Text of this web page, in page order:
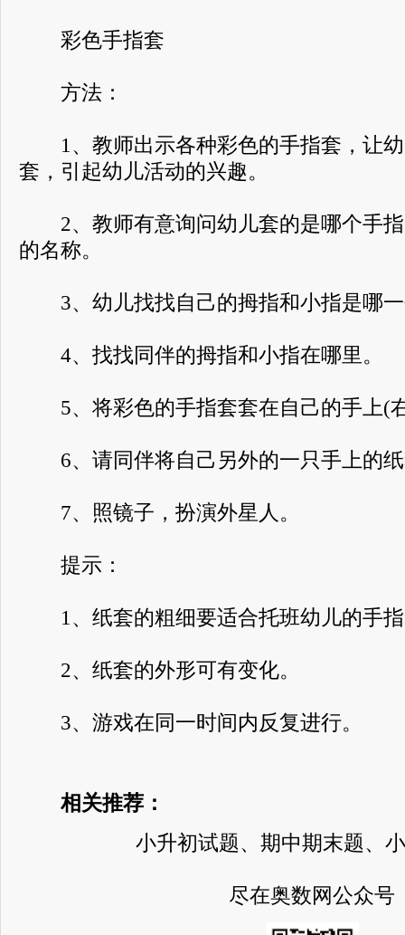
彩色手指套
方法：
1、教师出示各种彩色的手指套，让幼
套，引起幼儿活动的兴趣。
2、教师有意询问幼儿套的是哪个手指
的名称。
3、幼儿找找自己的拇指和小指是哪
4、找找同伴的拇指和小指在哪里。
5、将彩色的手指套套在自己的手上(
6、请同伴将自己另外的一只手上的纸
7、照镜子，扮演外星人。
提示：
1、纸套的粗细要适合托班幼儿的手
2、纸套的外形可有变化。
3、游戏在同一时间内反复进行。
相关推荐：
小升初试题、期中期末题、
尽在奥数网公众号